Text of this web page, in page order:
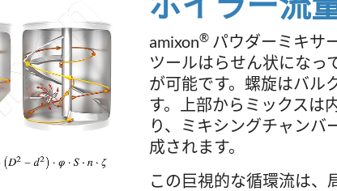
amixon® パウダーミキサ
ツールはらせん状になっ
が可能です。螺旋はバル
す。上部からミックスは
り、ミキシングチャンバ
成されます。
この巨視的な循環流は、